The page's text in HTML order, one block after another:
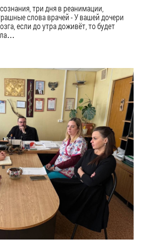
три дня в реанимации,
слова врачей - У вашей дочери
если до утра доживёт, то будет